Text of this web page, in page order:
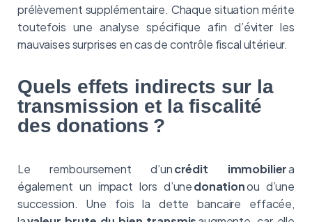
prélèvement supplémentaire. Chaque situation mérite
toutefois une analyse spécifique afin d’éviter les
mauvaises surprises en cas de contrôle fiscal ultérieur.
Quels effets indirects sur la
transmission et la fiscalité
des donations ?
Le remboursement d’uncrédit immobiliera
également un impact lors d’unedonationou d’une
succession. Une fois la dette bancaire effacée,